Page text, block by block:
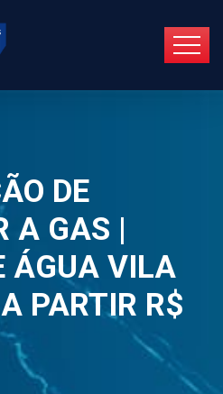
DE
A GAS |
ÁGUA VILA
PARTIR R$